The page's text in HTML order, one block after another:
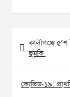
navigation
কালীগঞ্জে ৫’শ
হুমকি
কোভিড-১৯: